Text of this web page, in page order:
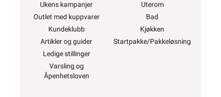
Ukens kampanjer
Outlet med kuppvarer
Kundeklubb
Artikler og guider
Ledige stillinger
Varsling og
Åpenhetsloven
Uterom
Bad
Kjøkken
Startpakke/Pakkeløsning